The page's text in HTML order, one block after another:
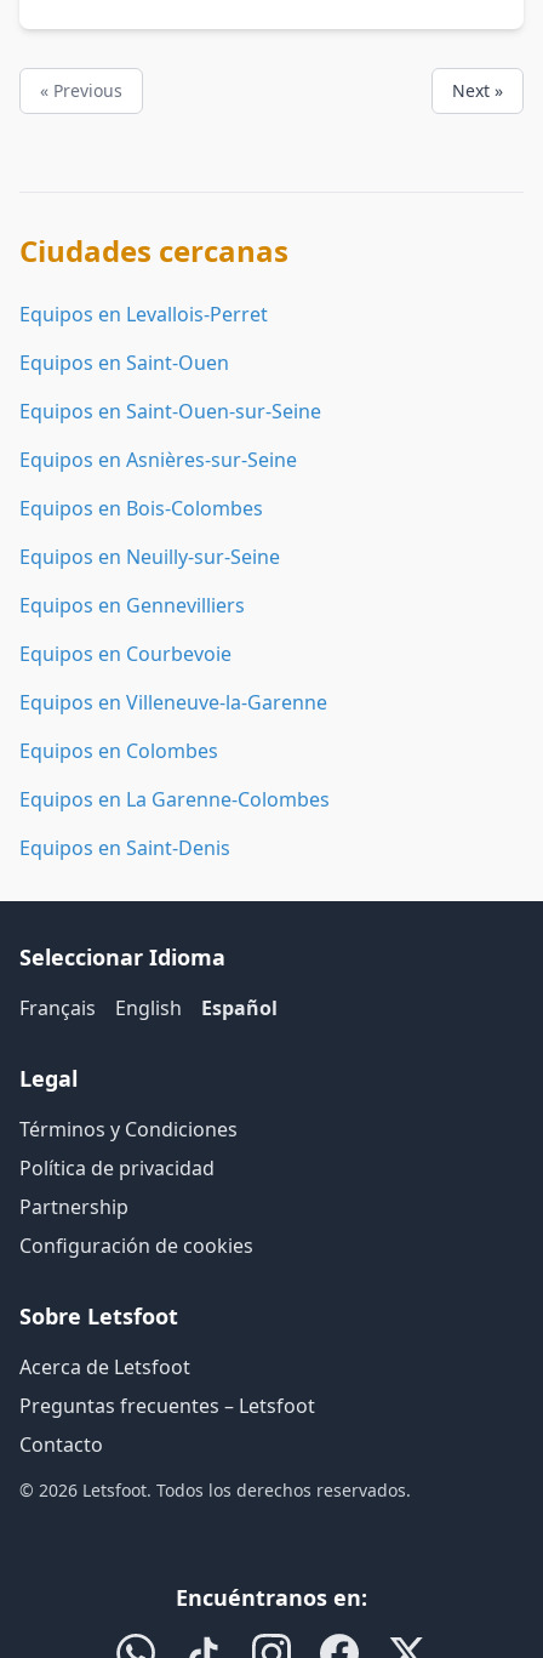
« Previous Next »
Ciudades cercanas
Equipos en Levallois-Perret
Equipos en Saint-Ouen
Equipos en Saint-Ouen-sur-Seine
Equipos en Asnières-sur-Seine
Equipos en Bois-Colombes
Equipos en Neuilly-sur-Seine
Equipos en Gennevilliers
Equipos en Courbevoie
Equipos en Villeneuve-la-Garenne
Equipos en Colombes
Equipos en La Garenne-Colombes
Equipos en Saint-Denis
Seleccionar Idioma
Français English Español
Legal
Términos y Condiciones
Política de privacidad
Partnership
Configuración de cookies
Sobre Letsfoot
Acerca de Letsfoot
Preguntas frecuentes – Letsfoot
Contacto
© 2026 Letsfoot. Todos los derechos reservados.
Encuéntranos en: